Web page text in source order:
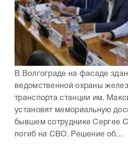
В Волгограде на фасаде
ведомственной охраны
транспорта станции им.
установят мемориальную
бывшем сотруднике Сергее
погиб на СВО. Решение об...